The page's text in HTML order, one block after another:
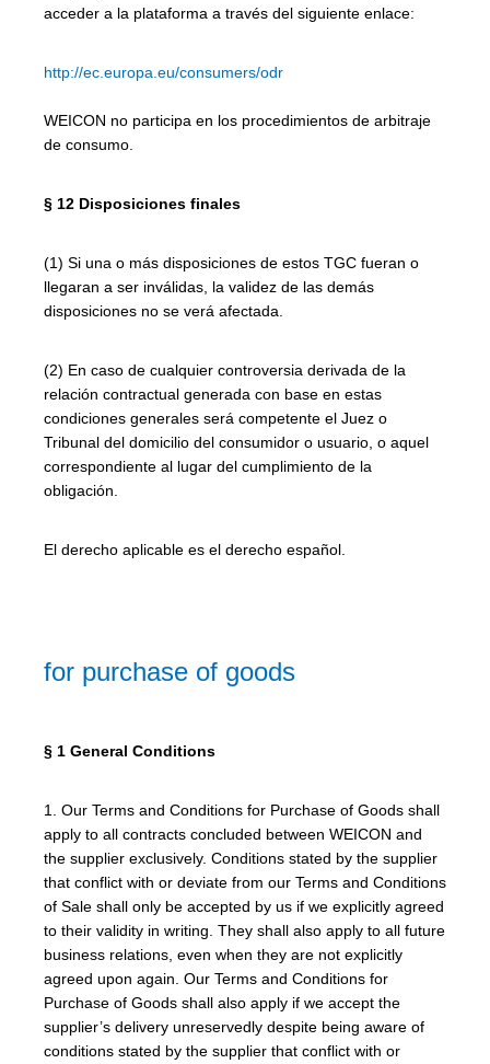
acceder a la plataforma a través del siguiente enlace:
http://ec.europa.eu/consumers/odr
WEICON no participa en los procedimientos de arbitraje
de consumo.
§ 12 Disposiciones finales
(1) Si una o más disposiciones de estos TGC fueran o
llegaran a ser inválidas, la validez de las demás
disposiciones no se verá afectada.
(2) En caso de cualquier controversia derivada de la
relación contractual generada con base en estas
condiciones generales será competente el Juez o
Tribunal del domicilio del consumidor o usuario, o aquel
correspondiente al lugar del cumplimiento de la
obligación.
El derecho aplicable es el derecho español.
for purchase of goods
§ 1 General Conditions
1. Our Terms and Conditions for Purchase of Goods shall
apply to all contracts concluded between WEICON and
the supplier exclusively. Conditions stated by the supplier
that conflict with or deviate from our Terms and Conditions
of Sale shall only be accepted by us if we explicitly agreed
to their validity in writing. They shall also apply to all future
business relations, even when they are not explicitly
agreed upon again. Our Terms and Conditions for
Purchase of Goods shall also apply if we accept the
supplier’s delivery unreservedly despite being aware of
conditions stated by the supplier that conflict with or